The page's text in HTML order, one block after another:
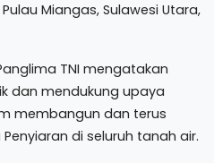
Miangas, Sulawesi Utara,
TNI mengatakan
dan mendukung upaya
membangun dan terus
di seluruh tanah air.